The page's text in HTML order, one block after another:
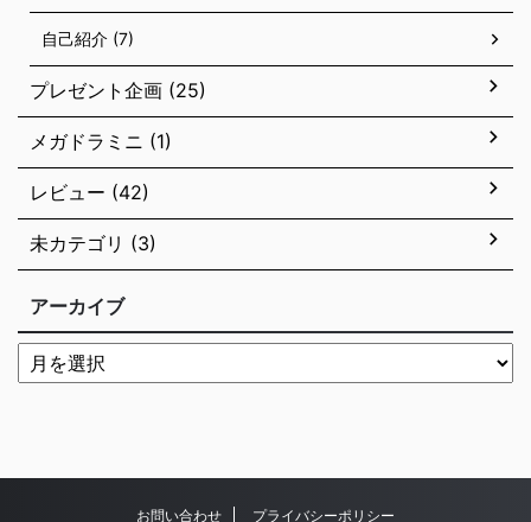
自己紹介 (7)
プレゼント企画 (25)
メガドラミニ (1)
レビュー (42)
未カテゴリ (3)
アーカイブ
お問い合わせ プライバシーポリシー